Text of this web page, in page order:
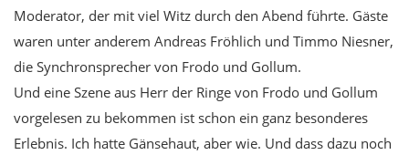
Moderator, der mit viel Witz durch den Abend führte. Gäste
waren unter anderem Andreas Fröhlich und Timmo Niesner,
die Synchronsprecher von Frodo und Gollum.
Und eine Szene aus Herr der Ringe von Frodo und Gollum
vorgelesen zu bekommen ist schon ein ganz besonderes
Erlebnis. Ich hatte Gänsehaut, aber wie. Und dass dazu noch